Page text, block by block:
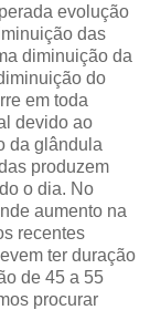
evolução
das
diminuição da
do
em toda
devido ao
da glândula
produzem
o dia. No
aumento na
recentes
ter duração
de 45 a 55
procurar